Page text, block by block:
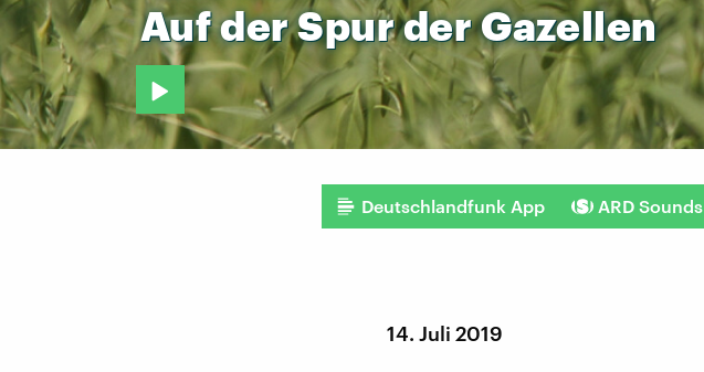
AufderSpurderGazellen
Deutschlandfunk App ARD Sounds
14. Juli 2019